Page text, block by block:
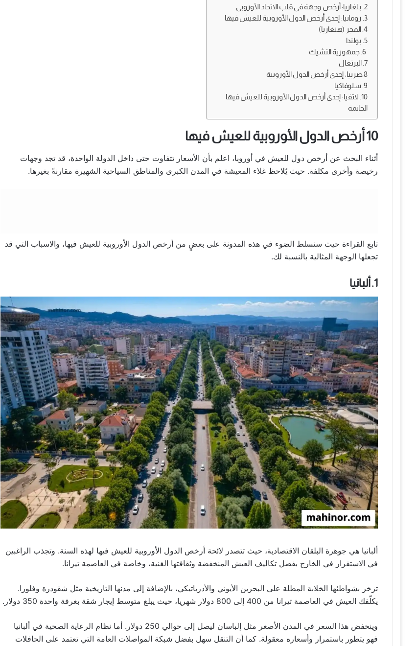
2. بلغاريا: أرخص وجهة في قلب الاتحاد الأوروبي
3. رومانيا: إحدى أرخص الدول الأوروبية للعيش فيها
4. المجر (هنغاريا)
5. بولندا
7. البرتغال
8.صربيا: إحدى أرخص الدول الأوروبية
9. سلوفاكيا
10. لاتفيا: إحدى أرخص الدول الأوروبية للعيش فيها
الخاتمة
10 أرخص الدول الأوروبية للعيش فيها
أثناء البحث عن أرخص دول للعيش في أوروبا، اعلم بأن الأسعار تتفاوت حتى داخل الدولة الواحدة، قد تجد وجهات
رخيصة وأخرى مكلفة. حيث يُلاحظ غلاء المعيشة في المدن الكبرى والمناطق السياحية الشهيرة مقارنةً بغيرها.
تابع القراءة حيث سنسلط الضوء في هذه المدونة على بعضٍ من أرخص الدول الأوروبية للعيش فيها، والاسباب التي قد
تجعلها الوجهة المثالية بالنسبة لك.
1. ألبانيا
ألبانيا هي جوهرة البلقان الاقتصادية، حيث تتصدر لائحة أرخص الدول الأوروبية للعيش فيها لهذه السنة. وتجذب الراغبين
في الاستقرار في الخارج بفضل تكاليف العيش المنخفضة وثقافتها الغنية، وخاصة في العاصمة تيرانا.
تزخر بشواطئها الخلابة المطلة على البحرين الأيوني والأدرياتيكي، بالإضافة إلى مدنها التاريخية مثل شقودرة وفلورا.
يكلّفك العيش في العاصمة تيرانا من 400 إلى 800 دولار شهريا، حيث يبلغ متوسط إيجار شقة بغرفة واحدة 350 دولار.
وينخفض هذا السعر في المدن الأصغر مثل إلباسان ليصل إلى حوالي 250 دولار. أما نظام الرعاية الصحية في ألبانيا
فهو يتطور باستمرار وأسعاره معقولة. كما أن التنقل سهل بفضل شبكة المواصلات العامة التي تعتمد على الحافلات